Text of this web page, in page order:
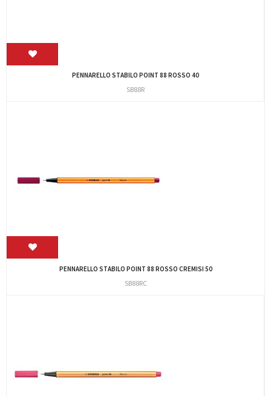
PENNARELLO STABILO POINT 88 ROSSO 40
SB88R
PENNARELLO STABILO POINT 88 ROSSO CREMISI 50
SB88RC